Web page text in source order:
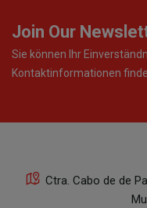
Join Our
Sie können Ihr
Kontaktinformationen
Ctra. Cabo de de